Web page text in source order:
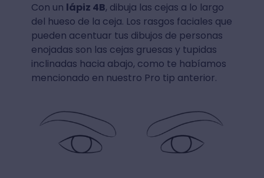
Con un lápiz 4B, dibuja las cejas a lo largo
del hueso de la ceja. Los rasgos faciales que
pueden acentuar tus dibujos de personas
enojadas son las cejas gruesas y tupidas
inclinadas hacia abajo, como te habíamos
mencionado en nuestro Pro tip anterior.